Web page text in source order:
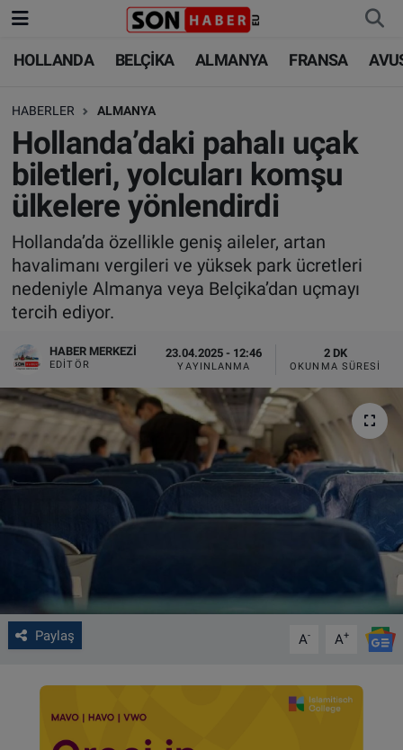
HOLLANDA BELÇİKA ALMANYA FRANSA
HABERLER ALMANYA
Hollanda’daki pahalı uçak
biletleri, yolcuları komşu
ülkelere yönlendirdi
Hollanda’da özellikle geniş aileler, artan
havalimanı vergileri ve yüksek park ücretleri
nedeniyle Almanya veya Belçika’dan uçmayı
tercih ediyor.
HABER MERKEZI
EDITÖR
23.04.2025 - 12:46
YAYINLANMA
2 DK
OKUNMA SÜRESI
Paylaş A- A+
HOLLANDA
BELÇİKA
ALMANYA
FRANSA
AVUSTURYA
SAĞLIK - YAŞAM
BİLİM-TEKNOLOJİ
HOLLANDA
BELÇİKA
ALMANYA
TÜRKİYE
DÜNYA
BİLİM-TEKNOLOJİ
SAĞLIK
FOTO GALERİ
VIDEO GALERİ
ALGEMENE VOORWAARDEN
CONTACT
Çerez Politikası
Nöbetçi Eczaneler
Hava Durumu
Trafik Durumu
Süper Lig Puan Durumu ve Fikstür
Tüm Manşetler
Son Dakika Haberleri
Haber Arşivi